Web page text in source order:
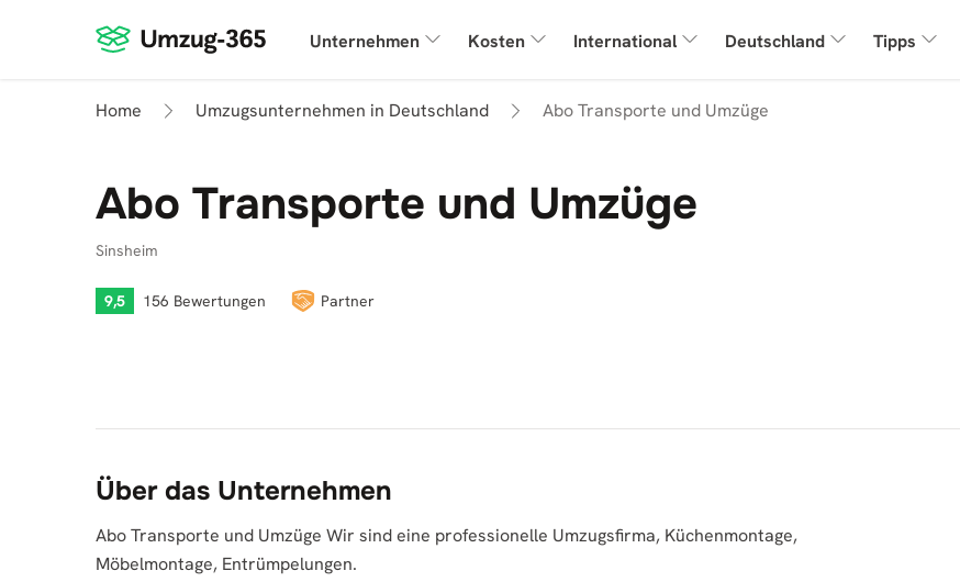
Unternehmen Kosten International Deutschland Tipps
Home Umzugsunternehmen in Deutschland Abo Transporte und Umzüge
Abo Transporte und Umzüge
Sinsheim
9,5 156 Bewertungen Partner
Über das Unternehmen
Abo Transporte und Umzüge Wir sind eine professionelle Umzugsfirma, Küchenmontage,
Möbelmontage, Entrümpelungen.